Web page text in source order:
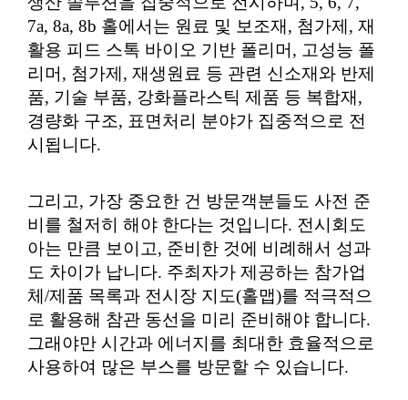
7a, 8a, 8b 홀에서는 원료 및 보조재, 첨가제, 재
활용 피드 스톡 바이오 기반 폴리머, 고성능 폴
리머, 첨가제, 재생원료 등 관련 신소재와 반제
품, 기술 부품, 강화플라스틱 제품 등 복합재,
경량화 구조, 표면처리 분야가 집중적으로 전
시됩니다.
그리고, 가장 중요한 건 방문객분들도 사전 준
비를 철저히 해야 한다는 것입니다. 전시회도
아는 만큼 보이고, 준비한 것에 비례해서 성과
도 차이가 납니다. 주최자가 제공하는 참가업
체/제품 목록과 전시장 지도(홀맵)를 적극적으
로 활용해 참관 동선을 미리 준비해야 합니다.
그래야만 시간과 에너지를 최대한 효율적으로
사용하여 많은 부스를 방문할 수 있습니다.